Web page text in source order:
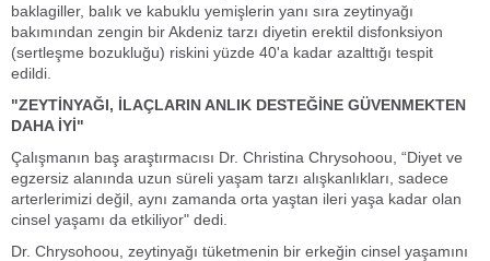
baklagiller, balık ve kabuklu yemişlerin yanı sıra zeytinyağı
bakımından zengin bir Akdeniz tarzı diyetin erektil disfonksiyon
(sertleşme bozukluğu) riskini yüzde 40'a kadar azalttığı tespit
edildi.
"ZEYTİNYAĞI, İLAÇLARIN ANLIK DESTEĞİNE GÜVENMEKTEN
DAHA İYİ"
Çalışmanın baş araştırmacısı Dr. Christina Chrysohoou, “Diyet ve
egzersiz alanında uzun süreli yaşam tarzı alışkanlıkları, sadece
arterlerimizi değil, aynı zamanda orta yaştan ileri yaşa kadar olan
cinsel yaşamı da etkiliyor" dedi.
Dr. Chrysohoou, zeytinyağı tüketmenin bir erkeğin cinsel yaşamını